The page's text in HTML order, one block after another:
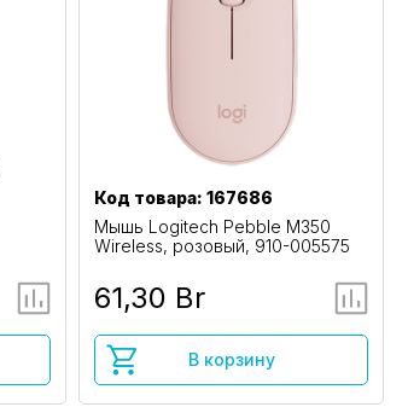
Код товара: 167686
Мышь Logitech Pebble M350
Wireless, розовый, 910-005575
61,30 Br
В корзину